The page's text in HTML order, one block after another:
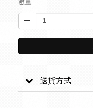
數量
送貨方式